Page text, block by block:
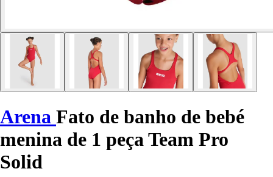
Arena Fato de banho de bebé
menina de 1 peça Team Pro
Solid